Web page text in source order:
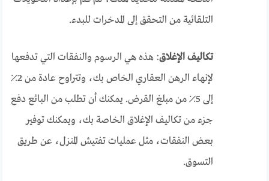
التلقائية من التحقق إلى المدخرات للبدء.
تكاليف الإغلاق: هذه هي الرسوم والنفقات التي تدفعها
لإنهاء الرهن العقاري الخاص بك، وتتراوح عادة من 2٪
إلى 5٪ من مبلغ القرض. يمكنك أن تطلب من البائع دفع
جزء من تكاليف الإغلاق الخاصة بك، ويمكنك توفير
بعض النفقات، مثل عمليات تفتيش المنزل، عن طريق
التسوق.